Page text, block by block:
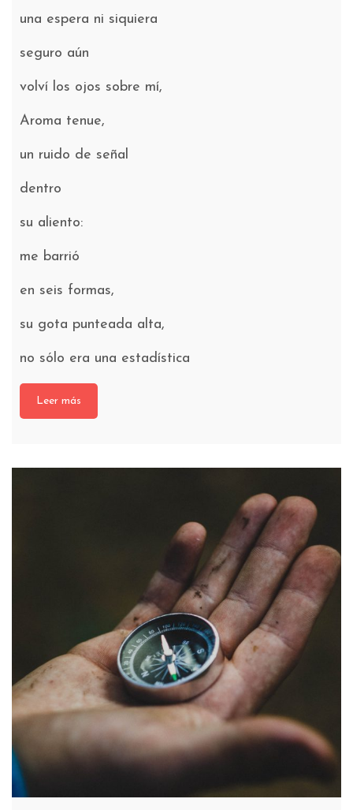
una espera ni siquiera
seguro aún
volví los ojos sobre mí,
Aroma tenue,
un ruido de señal
dentro
su aliento:
me barrió
en seis formas,
su gota punteada alta,
no sólo era una estadística
Leer más